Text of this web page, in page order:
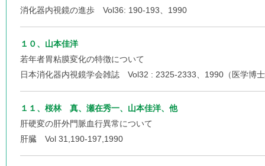
消化器内視鏡の進歩 Vol36: 190-193、1990
１０、山本佳洋
若年者胃粘膜変化の特徴について
日本消化器内視鏡学会雑誌 Vol32 : 2325-2333、1990（医学博士
１１、桜林 真、瀬在秀一、山本佳洋、他
肝硬変の肝外門脈血行異常について
肝臓 Vol 31,190-197,1990